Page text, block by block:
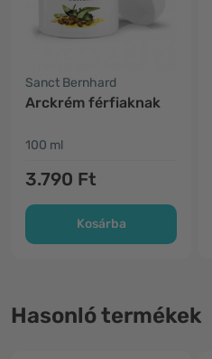
Sanct Bernhard
Arckrém férfiaknak
100 ml
3.790 Ft
Kosárba
Hasonló termékek